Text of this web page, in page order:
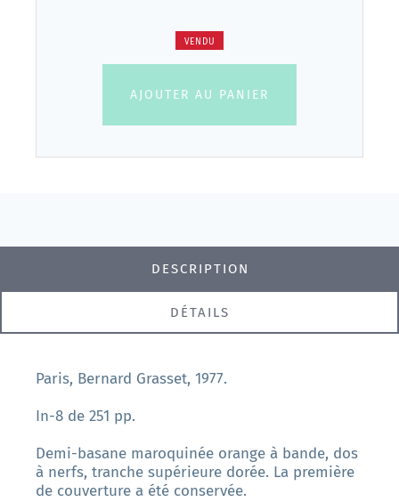
VENDU
AJOUTER AU PANIER
DESCRIPTION
DÉTAILS
Paris, Bernard Grasset, 1977.
In-8 de 251 pp.
Demi-basane maroquinée orange à bande, dos
à nerfs, tranche supérieure dorée. La première
de couverture a été conservée.